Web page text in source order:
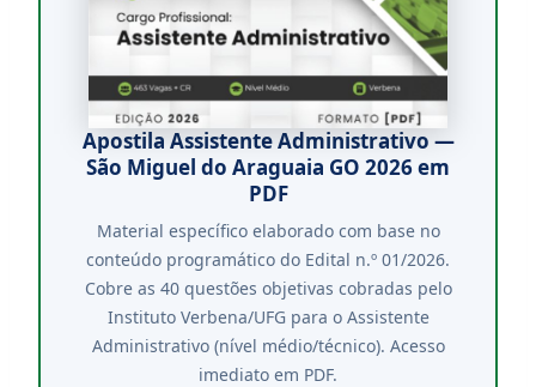
Apostila Assistente Administrativo —
São Miguel do Araguaia GO 2026 em
PDF
Material específico elaborado com base no
conteúdo programático do Edital n.º 01/2026.
Cobre as 40 questões objetivas cobradas pelo
Instituto Verbena/UFG para o Assistente
Administrativo (nível médio/técnico). Acesso
imediato em PDF.